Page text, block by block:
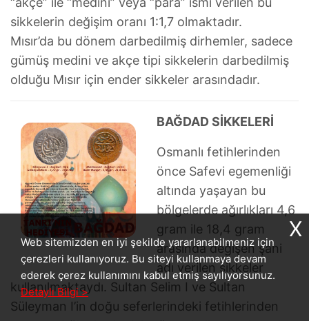
sikkelerin değişim oranı 1:1,7 olmaktadır.
Mısır’da bu dönem darbedilmiş dirhemler, sadece
gümüş medini ve akçe tipi sikkelerin darbedilmiş
olduğu Mısır için ender sikkeler arasındadır.
BAĞDAD SİKKELERİ
Osmanlı fetihlerinden
önce Safevi egemenliği
altında yaşayan bu
bölgelerde ağırlıkları 4,6
gram ile 18,4 gram
arasında değişen şahi
adı verilen sikkeler
kullanılmaktaydı. Sultan Selim I ve Sultan
Süleyman I’in doğu seferlerindeki fetihlerinden
Web sitemizden en iyi şekilde yararlanabilmeniz için
çerezleri kullanıyoruz. Bu siteyi kullanmaya devam
ederek çerez kullanımını kabul etmiş sayılıyorsunuz.
Detaylı Bilgi >
X